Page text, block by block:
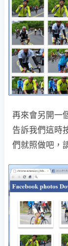
再來會另開一
告訴我們這時
們就照做吧，